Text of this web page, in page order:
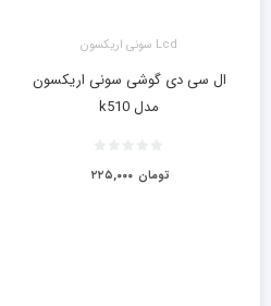
Lcd سونی اریکسون
ال سی دی گوشی سونی اریکسون
مدل k510
۲۲۵,۰۰۰ تومان